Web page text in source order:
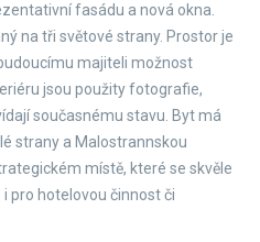
fasádu a nová okna.
na tři světové strany. Prostor je
majiteli možnost
jsou použity fotografie,
současnému stavu. Byt má
strany a Malostrannskou
místě, které se skvěle
pro hotelovou činnost či